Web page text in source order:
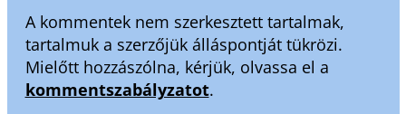
A kommentek nem szerkesztett tartalmak,
tartalmuk a szerzőjük álláspontját tükrözi.
Mielőtt hozzászólna, kérjük, olvassa el a
kommentszabályzatot.